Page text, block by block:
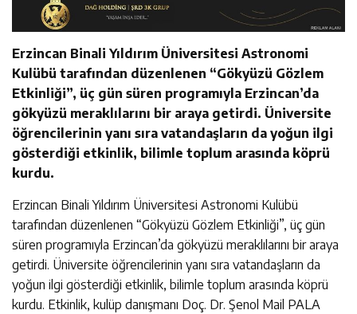
Erzincan Binali Yıldırım Üniversitesi Astronomi
Kulübü tarafından düzenlenen “Gökyüzü Gözlem
Etkinliği”, üç gün süren programıyla Erzincan’da
gökyüzü meraklılarını bir araya getirdi. Üniversite
öğrencilerinin yanı sıra vatandaşların da yoğun ilgi
gösterdiği etkinlik, bilimle toplum arasında köprü
kurdu.
Erzincan Binali Yıldırım Üniversitesi Astronomi Kulübü
tarafından düzenlenen “Gökyüzü Gözlem Etkinliği”, üç gün
süren programıyla Erzincan’da gökyüzü meraklılarını bir araya
getirdi. Üniversite öğrencilerinin yanı sıra vatandaşların da
yoğun ilgi gösterdiği etkinlik, bilimle toplum arasında köprü
kurdu. Etkinlik, kulüp danışmanı Doç. Dr. Şenol Mail PALA